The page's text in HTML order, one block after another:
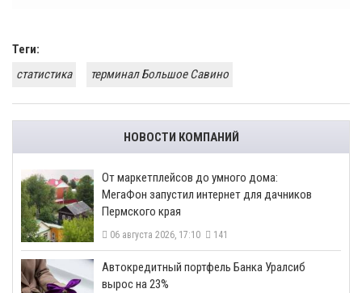
Теги:
статистика
терминал Большое Савино
НОВОСТИ КОМПАНИЙ
От маркетплейсов до умного дома:
МегаФон запустил интернет для дачников
Пермского края
06 августа 2026, 17:10 141
​Автокредитный портфель Банка Уралсиб
вырос на 23%